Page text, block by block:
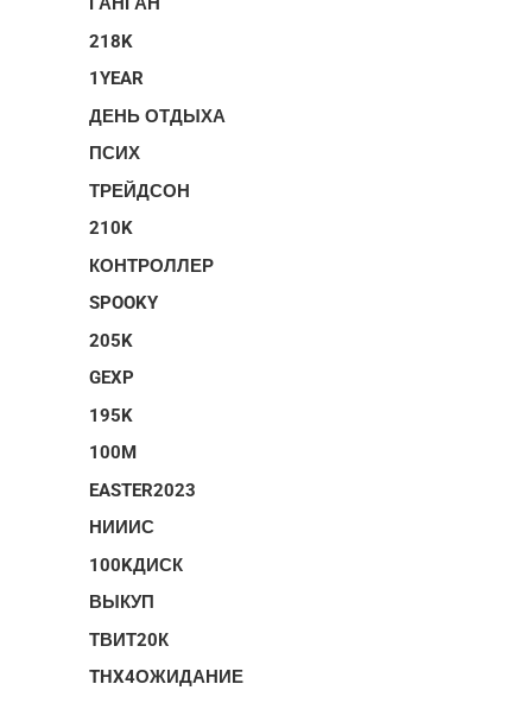
218K
1YEAR
ДЕНЬ ОТДЫХА
ПСИХ
ТРЕЙДСОН
210K
КОНТРОЛЛЕР
SPOOKY
205K
GEXP
195K
100M
EASTER2023
НИИИС
100KДИСК
ВЫКУП
ТВИТ20К
THX4ОЖИДАНИЕ